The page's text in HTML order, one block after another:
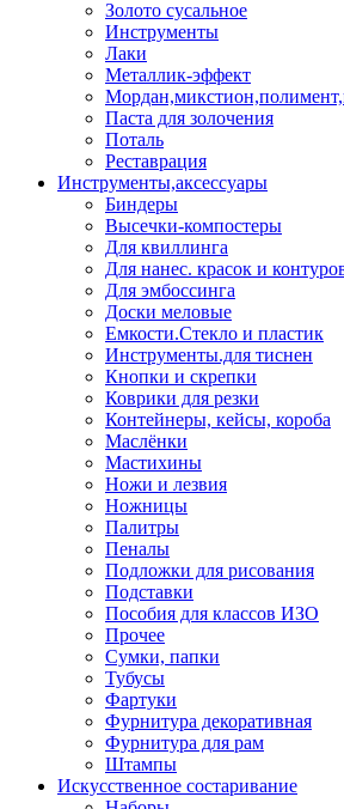
Золото сусальное
Инструменты
Лаки
Металлик-эффект
Паста для золочения
Поталь
Реставрация
Инструменты,аксессуары
Биндеры
Высечки-компостеры
Для квиллинга
Для нанес. красок и
Для эмбоссинга
Доски меловые
Емкости.Стекло и пластик
Инструменты.для тиснен
Кнопки и скрепки
Коврики для резки
Контейнеры, кейсы, короба
Маслёнки
Мастихины
Ножи и лезвия
Ножницы
Палитры
Пеналы
Подложки для рисования
Подставки
Пособия для классов ИЗО
Прочее
Сумки, папки
Тубусы
Фартуки
Фурнитура декоративная
Фурнитура для рам
Штампы
Искусственное состаривание